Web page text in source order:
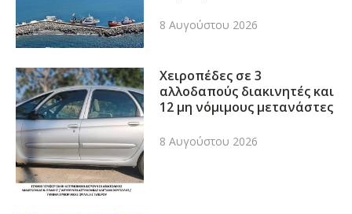
8 Αυγούστου 2026
Χειροπέδες σε 3
αλλοδαπούς διακινητές και
12 μη νόμιμους μετανάστες
8 Αυγούστου 2026